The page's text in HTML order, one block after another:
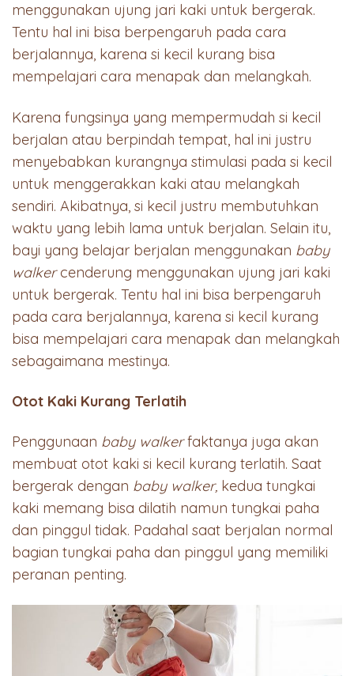
menggunakan ujung jari kaki untuk bergerak.
Tentu hal ini bisa berpengaruh pada cara
berjalannya, karena si kecil kurang bisa
mempelajari cara menapak dan melangkah.
Karena fungsinya yang mempermudah si kecil
berjalan atau berpindah tempat, hal ini justru
menyebabkan kurangnya stimulasi pada si kecil
untuk menggerakkan kaki atau melangkah
sendiri. Akibatnya, si kecil justru membutuhkan
waktu yang lebih lama untuk berjalan. Selain itu,
bayi yang belajar berjalan menggunakan baby
walkercenderung menggunakan ujung jari kaki
untuk bergerak. Tentu hal ini bisa berpengaruh
pada cara berjalannya, karena si kecil kurang
bisa mempelajari cara menapak dan melangkah
sebagaimana mestinya.
Otot Kaki Kurang Terlatih
Penggunaan baby walkerfaktanya juga akan
membuat otot kaki si kecil kurang terlatih. Saat
bergerak dengan baby walker, kedua tungkai
kaki memang bisa dilatih namun tungkai paha
dan pinggul tidak. Padahal saat berjalan normal
bagian tungkai paha dan pinggul yang memiliki
peranan penting.